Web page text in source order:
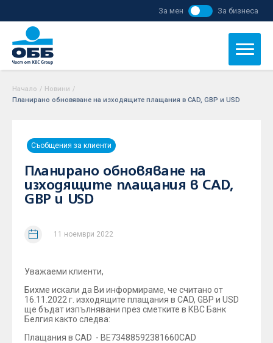
За мен За бизнеса
Начало / Новини /
Планирано обновяване на изходящите плащания в CAD, GBP и USD
Съобщения за клиенти
Планирано обновяване на
изходящите плащания в CAD,
GBP и USD
11 ноември 2022
Уважаеми клиенти,
Бихме искали да Ви информираме, че считано от
16.11.2022 г. изходящите плащания в CAD, GBP и USD
ще бъдат изпълнявани през сметките в КВС Банк
Белгия както следва:
Плащания в CAD - BE73488592381660CAD